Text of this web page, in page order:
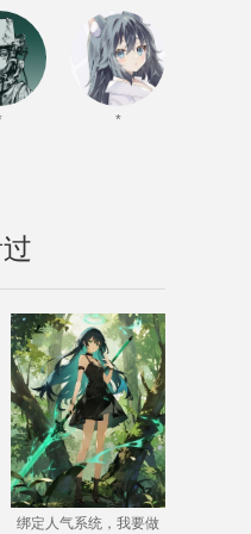
*
绑定人气系统，我要做